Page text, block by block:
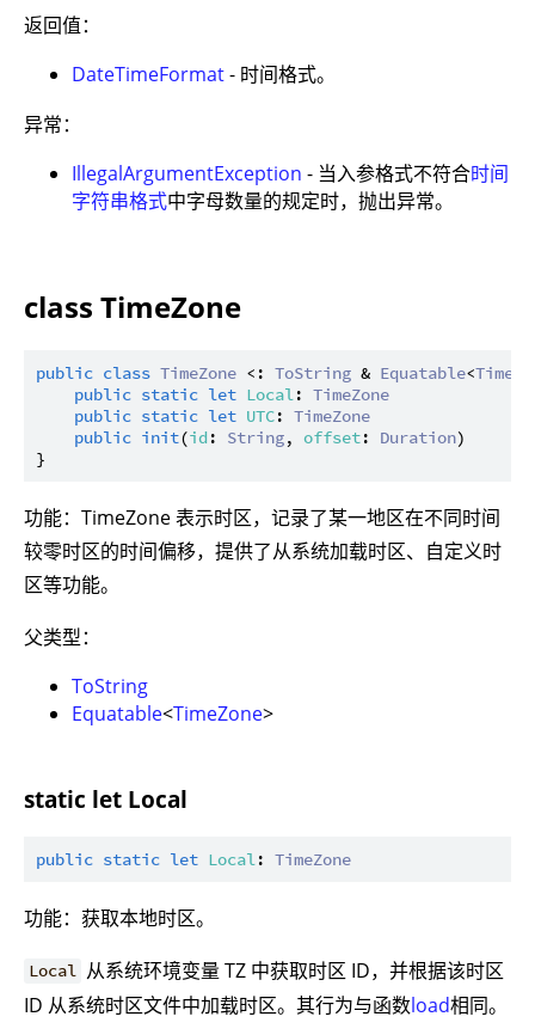
返回值：
DateTimeFormat- 时间格式。
异常：
IllegalArgumentException - 当入参格式不符合时间
字符串格式中字母数量的规定时，抛出异常。
class TimeZone
public class TimeZone <: ToString & Equatable<
public static let Local: TimeZone
public static let UTC: TimeZone
public init(id: String, offset: Duration)
功能：TimeZone 表示时区，记录了某一地区在不同时间
较零时区的时间偏移，提供了从系统加载时区、自定义时
区等功能。
父类型：
ToString
Equatable<TimeZone>
static let Local
public static let Local: TimeZone
功能：获取本地时区。
Local 从系统环境变量 TZ 中获取时区 ID，并根据该时区
ID 从系统时区文件中加载时区。其行为与函数load相同。